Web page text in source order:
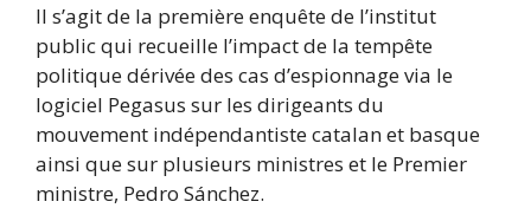
Il s’agit de la première enquête de l’institut
public qui recueille l’impact de la tempête
politique dérivée des cas d’espionnage via le
logiciel Pegasus sur les dirigeants du
mouvement indépendantiste catalan et basque
ainsi que sur plusieurs ministres et le Premier
ministre, Pedro Sánchez.